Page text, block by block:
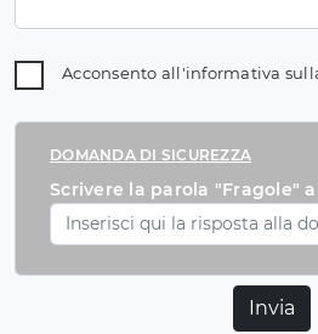
Acconsento all'informativa
DOMANDA DI SICUREZZA
Scrivere la parola "Fragole"
Invia